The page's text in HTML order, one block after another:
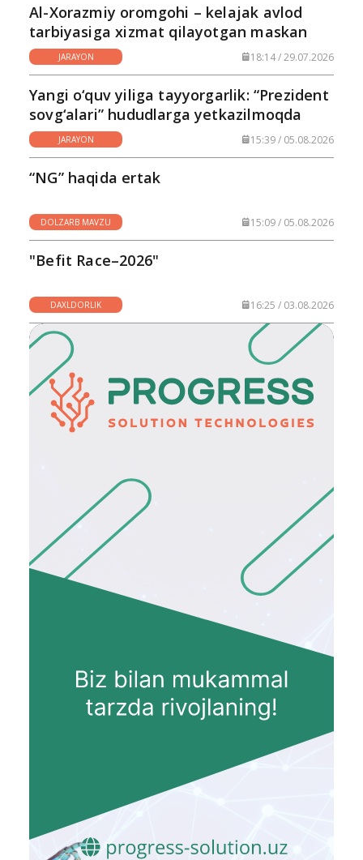
Al-Xorazmiy oromgohi – kelajak avlod
tarbiyasiga xizmat qilayotgan maskan
JARAYON 18:14 / 29.07.2026
Yangi o‘quv yiliga tayyorgarlik: “Prezident
sovg‘alari” hududlarga yetkazilmoqda
JARAYON 15:39 / 05.08.2026
“NG” haqida ertak
DOLZARB MAVZU 15:09 / 05.08.2026
"Befit Race–2026"
DAXLDORLIK 16:25 / 03.08.2026